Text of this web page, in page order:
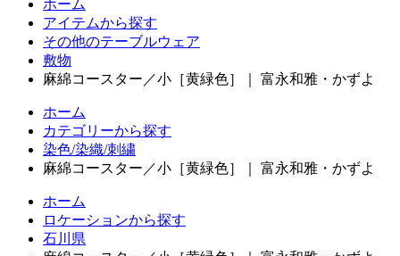
ホーム
アイテムから探す
その他のテーブルウェア
敷物
麻綿コースター／小［黄緑色］｜ 富永和雅・かずよ
ホーム
カテゴリーから探す
染色/染織/刺繍
麻綿コースター／小［黄緑色］｜ 富永和雅・かずよ
ホーム
ロケーションから探す
石川県